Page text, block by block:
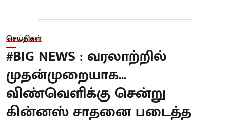
செய்திகள்
#BIG NEWS : வரலாற்றில்
முதன்முறையாக...
விண்வெளிக்கு சென்று
கின்னஸ் சாதனை படைத்த